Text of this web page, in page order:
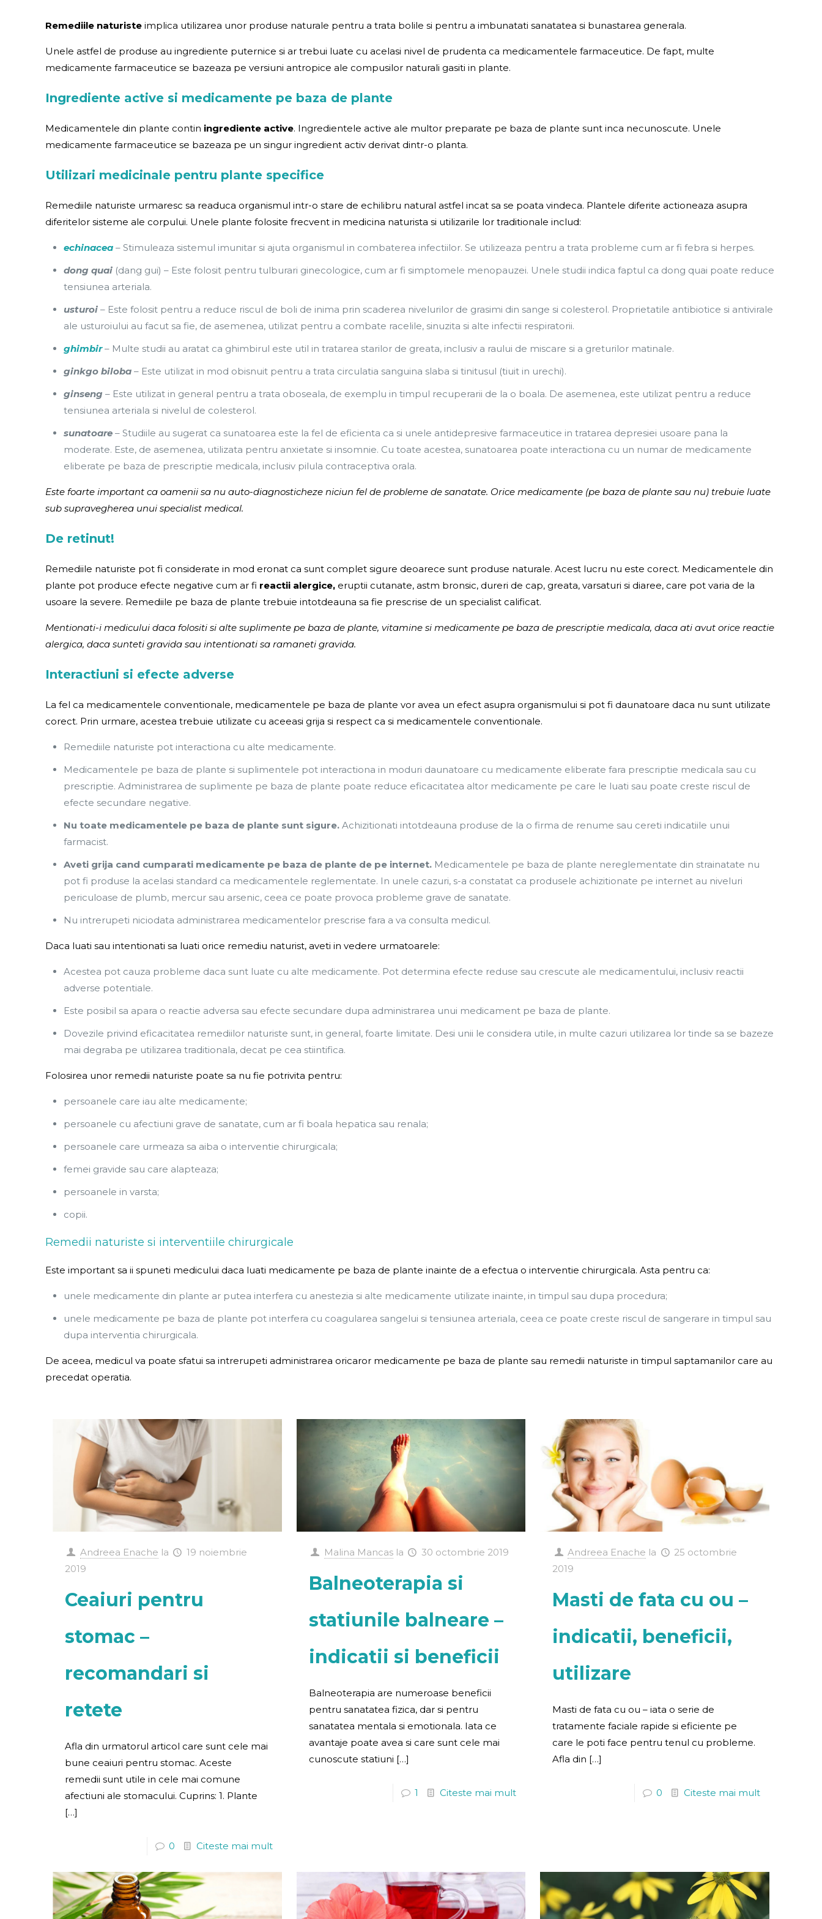
Remediile naturiste implica utilizarea unor produse naturale pentru a trata bolile si pentru a imbunatati sanatatea si bunastarea generala.
Unele astfel de produse au ingrediente puternice si ar trebui luate cu acelasi nivel de prudenta ca medicamentele farmaceutice. De fapt, multe
medicamente farmaceutice se bazeaza pe versiuni antropice ale compusilor naturali gasiti in plante.
Ingrediente active si medicamente pe baza de plante
Medicamentele din plante contin ingrediente active. Ingredientele active ale multor preparate pe baza de plante sunt inca necunoscute. Unele
medicamente farmaceutice se bazeaza pe un singur ingredient activ derivat dintr-o planta.
Utilizari medicinale pentru plante specifice
Remediile naturiste urmaresc sa readuca organismul intr-o stare de echilibru natural astfel incat sa se poata vindeca. Plantele diferite actioneaza asupra
diferitelor sisteme ale corpului. Unele plante folosite frecvent in medicina naturista si utilizarile lor traditionale includ:
echinacea – Stimuleaza sistemul imunitar si ajuta organismul in combaterea infectiilor. Se utilizeaza pentru a trata probleme cum ar fi febra si herpes.
dong quai (dang gui) – Este folosit pentru tulburari ginecologice, cum ar fi simptomele menopauzei. Unele studii indica faptul ca dong quai poate reduce
tensiunea arteriala.
usturoi – Este folosit pentru a reduce riscul de boli de inima prin scaderea nivelurilor de grasimi din sange si colesterol. Proprietatile antibiotice si antivirale
ale usturoiului au facut sa fie, de asemenea, utilizat pentru a combate racelile, sinuzita si alte infectii respiratorii.
ghimbir – Multe studii au aratat ca ghimbirul este util in tratarea starilor de greata, inclusiv a raului de miscare si a greturilor matinale.
ginkgo biloba – Este utilizat in mod obisnuit pentru a trata circulatia sanguina slaba si tinitusul (tiuit in urechi).
ginseng – Este utilizat in general pentru a trata oboseala, de exemplu in timpul recuperarii de la o boala. De asemenea, este utilizat pentru a reduce
tensiunea arteriala si nivelul de colesterol.
sunatoare – Studiile au sugerat ca sunatoarea este la fel de eficienta ca si unele antidepresive farmaceutice in tratarea depresiei usoare pana la
moderate. Este, de asemenea, utilizata pentru anxietate si insomnie. Cu toate acestea, sunatoarea poate interactiona cu un numar de medicamente
eliberate pe baza de prescriptie medicala, inclusiv pilula contraceptiva orala.
Este foarte important ca oamenii sa nu auto-diagnosticheze niciun fel de probleme de sanatate. Orice medicamente (pe baza de plante sau nu) trebuie luate
sub supravegherea unui specialist medical.
De retinut!
Remediile naturiste pot fi considerate in mod eronat ca sunt complet sigure deoarece sunt produse naturale. Acest lucru nu este corect. Medicamentele din
plante pot produce efecte negative cum ar fi reactii alergice, eruptii cutanate, astm bronsic, dureri de cap, greata, varsaturi si diaree, care pot varia de la
usoare la severe. Remediile pe baza de plante trebuie intotdeauna sa fie prescrise de un specialist calificat.
Mentionati-i medicului daca folositi si alte suplimente pe baza de plante, vitamine si medicamente pe baza de prescriptie medicala, daca ati avut orice reactie
alergica, daca sunteti gravida sau intentionati sa ramaneti gravida.
Interactiuni si efecte adverse
La fel ca medicamentele conventionale, medicamentele pe baza de plante vor avea un efect asupra organismului si pot fi daunatoare daca nu sunt utilizate
corect. Prin urmare, acestea trebuie utilizate cu aceeasi grija si respect ca si medicamentele conventionale.
Remediile naturiste pot interactiona cu alte medicamente.
Medicamentele pe baza de plante si suplimentele pot interactiona in moduri daunatoare cu medicamente eliberate fara prescriptie medicala sau cu
prescriptie. Administrarea de suplimente pe baza de plante poate reduce eficacitatea altor medicamente pe care le luati sau poate creste riscul de
efecte secundare negative.
Nu toate medicamentele pe baza de plante sunt sigure. Achizitionati intotdeauna produse de la o firma de renume sau cereti indicatiile unui
farmacist.
Aveti grija cand cumparati medicamente pe baza de plante de pe internet. Medicamentele pe baza de plante nereglementate din strainatate nu
pot fi produse la acelasi standard ca medicamentele reglementate. In unele cazuri, s-a constatat ca produsele achizitionate pe internet au niveluri
periculoase de plumb, mercur sau arsenic, ceea ce poate provoca probleme grave de sanatate.
Nu intrerupeti niciodata administrarea medicamentelor prescrise fara a va consulta medicul.
Daca luati sau intentionati sa luati orice remediu naturist, aveti in vedere urmatoarele:
Acestea pot cauza probleme daca sunt luate cu alte medicamente. Pot determina efecte reduse sau crescute ale medicamentului, inclusiv reactii
adverse potentiale.
Este posibil sa apara o reactie adversa sau efecte secundare dupa administrarea unui medicament pe baza de plante.
Dovezile privind eficacitatea remediilor naturiste sunt, in general, foarte limitate. Desi unii le considera utile, in multe cazuri utilizarea lor tinde sa se bazeze
mai degraba pe utilizarea traditionala, decat pe cea stiintifica.
Folosirea unor remedii naturiste poate sa nu fie potrivita pentru:
persoanele care iau alte medicamente;
persoanele cu afectiuni grave de sanatate, cum ar fi boala hepatica sau renala;
persoanele care urmeaza sa aiba o interventie chirurgicala;
femei gravide sau care alapteaza;
persoanele in varsta;
copii.
Remedii naturiste si interventiile chirurgicale
Este important sa ii spuneti medicului daca luati medicamente pe baza de plante inainte de a efectua o interventie chirurgicala. Asta pentru ca:
unele medicamente din plante ar putea interfera cu anestezia si alte medicamente utilizate inainte, in timpul sau dupa procedura;
unele medicamente pe baza de plante pot interfera cu coagularea sangelui si tensiunea arteriala, ceea ce poate creste riscul de sangerare in timpul sau
dupa interventia chirurgicala.
De aceea, medicul va poate sfatui sa intrerupeti administrarea oricaror medicamente pe baza de plante sau remedii naturiste in timpul saptamanilor care au
precedat operatia.
Andreea Enache la
19 noiembrie
2019
Ceaiuri pentru
stomac –
recomandari si
retete
Afla din urmatorul articol care sunt cele mai
bune ceaiuri pentru stomac. Aceste
remedii sunt utile in cele mai comune
afectiuni ale stomacului. Cuprins: 1. Plante
[…]
0 Citeste mai mult
Malina Mancas la 30 octombrie 2019
Balneoterapia si
statiunile balneare –
indicatii si beneficii
Balneoterapia are numeroase beneficii
pentru sanatatea fizica, dar si pentru
sanatatea mentala si emotionala. Iata ce
avantaje poate avea si care sunt cele mai
cunoscute statiuni […]
1 Citeste mai mult
Andreea Enache la
25 octombrie
2019
Masti de fata cu ou –
indicatii, beneficii,
utilizare
Masti de fata cu ou – iata o serie de
tratamente faciale rapide si eficiente pe
care le poti face pentru tenul cu probleme.
Afla din […]
0 Citeste mai mult